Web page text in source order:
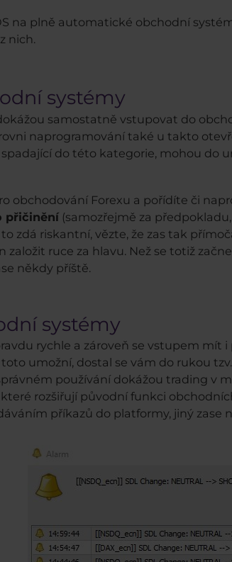
na plně automatické obchodní
nich.
systémy
samostatně vstupovat do
naprogramování také u takto
do této kategorie, mohou do
obchodování Forexu a pořídíte či
přičinění (samozřejmě za
zdá riskantní, vězte, že zas tak
založit ruce za hlavu. Než se totiž
někdy příště.
systémy
rychle a zároveň se vstupem mít
umožní, dostal se vám do rukou tzv.
používání dokážou trading v
rozšiřují původní funkci
příkazů do platformy, jiný